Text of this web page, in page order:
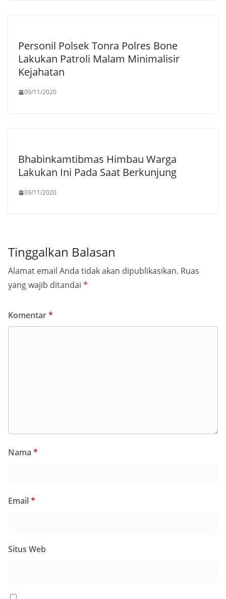
Personil Polsek Tonra Polres Bone
Lakukan Patroli Malam Minimalisir
Kejahatan
09/11/2020
Bhabinkamtibmas Himbau Warga
Lakukan Ini Pada Saat Berkunjung
09/11/2020
Tinggalkan Balasan
Alamat email Anda tidak akan dipublikasikan. Ruas
yang wajib ditandai *
Komentar*
Nama *
Email*
Situs Web